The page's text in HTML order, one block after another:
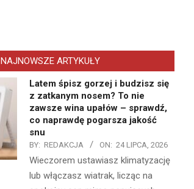
NAJNOWSZE ARTYKUŁY
Latem śpisz gorzej i budzisz się
z zatkanym nosem? To nie
zawsze wina upałów – sprawdź,
co naprawdę pogarsza jakość
snu
BY: REDAKCJA ON: 24 LIPCA, 2026
Wieczorem ustawiasz klimatyzację
lub włączasz wiatrak, licząc na